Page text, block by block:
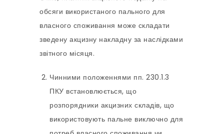
обсяги використаного пального для
власного споживання може складати
зведену акцизну накладну за наслідками
звітного місяця.
Чинними положеннями пп. 230.1.3
ПКУ встановлюється, що
розпорядники акцизних складів, що
використовують пальне виключно для